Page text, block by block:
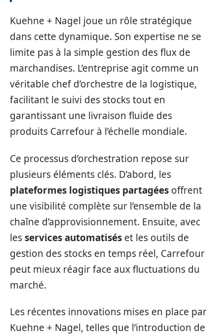
Kuehne + Nagel joue un rôle stratégique
dans cette dynamique. Son expertise ne se
limite pas à la simple gestion des flux de
marchandises. L’entreprise agit comme un
véritable chef d’orchestre de la logistique,
facilitant le suivi des stocks tout en
garantissant une livraison fluide des
produits Carrefour à l’échelle mondiale.
Ce processus d’orchestration repose sur
plusieurs éléments clés. D’abord, les
plateformes logistiques partagées offrent
une visibilité complète sur l’ensemble de la
chaîne d’approvisionnement. Ensuite, avec
lesservices automatisés et les outils de
gestion des stocks en temps réel, Carrefour
peut mieux réagir face aux fluctuations du
marché.
Les récentes innovations mises en place par
Kuehne + Nagel, telles que l’introduction de